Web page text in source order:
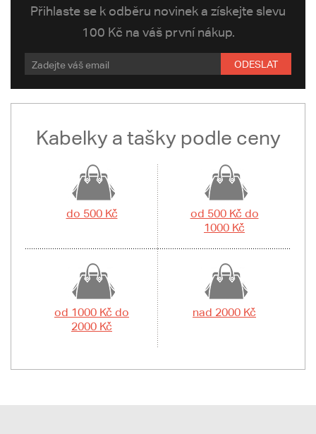
Přihlaste se k odběru novinek a získejte slevu
100 Kč na váš první nákup.
ODESLAT
Kabelky a tašky podle ceny
do 500 Kč
od 500 Kč do
1000 Kč
od 1000 Kč do
2000 Kč
nad 2000 Kč